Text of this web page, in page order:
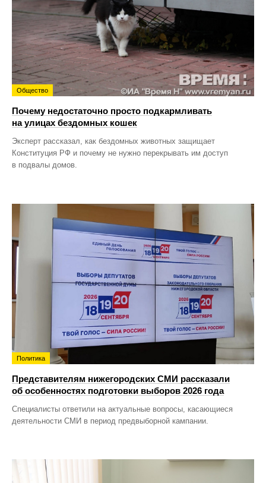
Общество
Почему недостаточно просто подкармливать
на улицах бездомных кошек
Эксперт рассказал, как бездомных животных защищает
Конституция РФ и почему не нужно перекрывать им доступ
в подвалы домов.
Политика
Представителям нижегородских СМИ рассказали
об особенностях подготовки выборов 2026 года
Специалисты ответили на актуальные вопросы, касающиеся
деятельности СМИ в период предвыборной кампании.